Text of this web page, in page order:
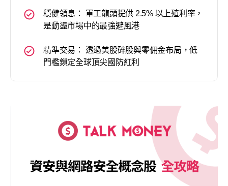
穩健領息： 軍工龍頭提供 2.5% 以上殖利率，
是動盪市場中的最強避風港
精準交易： 透過美股碎股與零佣金布局，低
門檻鎖定全球頂尖國防紅利